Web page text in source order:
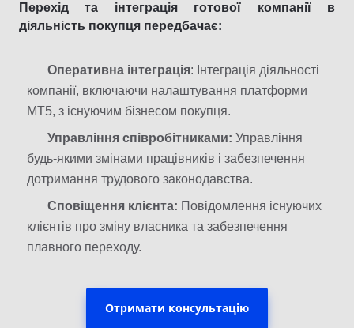
Перехід та інтеграція готової компанії в
діяльність покупця передбачає:
Оперативна інтеграція: Інтеграція діяльності
компанії, включаючи налаштування платформи
MT5, з існуючим бізнесом покупця.
Управління співробітниками: Управління
будь-якими змінами працівників і забезпечення
дотримання трудового законодавства.
Сповіщення клієнта: Повідомлення існуючих
клієнтів про зміну власника та забезпечення
плавного переходу.
Отримати консультацію